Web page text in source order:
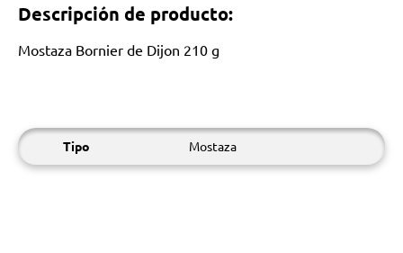
Descripción de producto:
Mostaza Bornier de Dijon 210 g
Tipo Mostaza